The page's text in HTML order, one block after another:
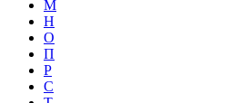
М
Н
О
П
Р
С